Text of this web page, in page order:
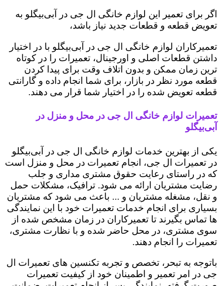
اگر برای تعمیر این لوازم خانگی ال جی در آبی‌بیگلو به
تعویض قطعه و قطعات جدید نیاز باشد،
تعمیرکاران لوازم خانگی ال جی در آبی‌بیگلو با در اختیار
داشتن قطعات اصلی و اورجینال، تعمیرات را در کوتاه
ترین زمان ممکن و بدون اتلاف وقت برای پیدا کردن
قطعه مورد نظر در بازار، برای شما انجام داده و گارانتی
قطعه تعویض شده را در اختیار شما قرار می دهند.
تعمیرات لوازم خانگی ال جی در محل و منزل در
آبی‌بیگلو
یکی از بهترین خدمات لوازم خانگی ال جی در آبی‌بیگلو
در تعمیرات ال جی، انجام تعمیرات در محل و منزل است
که در راستای رعایت حقوق مشتری مداری و جلب
رضایت مشتریان ارائه می شود. ترافیک، مشکلات حمل
و نقل، مشغله مشتریان و ... باعث می شود که مشتریان
بسیاری برای انجام خدمات تعمیرات خود با این نمایندگی
ها تماس بگیرند تا تعمیرکاران در زمان مشخص شده از
سوی مشتری، در محل حاضر شده و با نظارت مشتری،
تعمیرات را انجام دهند.
باتوجه به تبحر، تخصص و تجربه تکنسین های تعمیرات ال
جی در امر تعمیر و اطمینان خود از کیفیت تعمیرات